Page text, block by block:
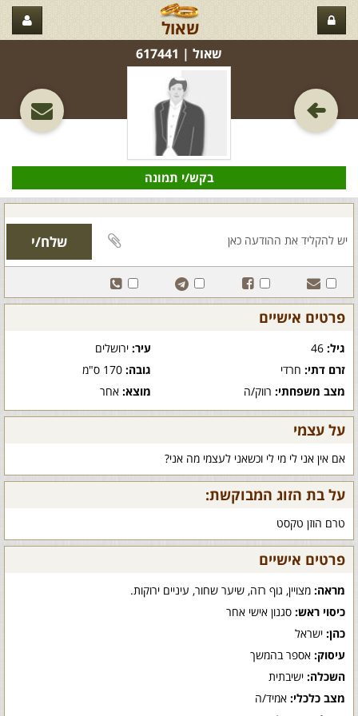
שאול
שאול‏ | 617441
בקש/י תמונה
פרטים אישיים
גיל: עיר:ירושלים
זרם דתי: חרדי גובה:170 ס"מ
מצב משפחתי: רווק/ה מוצא:אחר
על עצמי
אם אין אני לי מי לי וכשאני לעצמי מה אני?
על בת הזוג המבוקשת:
טרם הוזן טקסט
פרטים אישיים
מראה: מצויין, גוף רזה, שיער שחור, עיניים ירוקות.
כיסוי ראש: סגנון אישי אחר
כהן: ישראל
עיסוק: אספר בהמשך
השכלה: ישיבתית
מצב כלכלי: אמיד/ה